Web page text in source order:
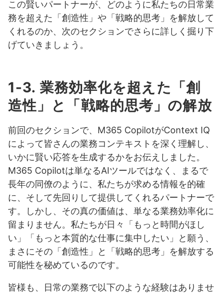
この賢いパートナーが、どのように私たちの日常業
務を超えた「創造性」や「戦略的思考」を解放して
くれるのか、次のセクションでさらに詳しく掘り下
げていきましょう。
1-3. 業務効率化を超えた「創
造性」と「戦略的思考」の解放
前回のセクションで、M365 CopilotがContext IQ
によって皆さんの業務コンテキストを深く理解し、
いかに賢い応答を生成するかをお伝えしました。
M365 Copilotは単なるAIツールではなく、まるで
長年の同僚のように、私たちが求める情報を的確
に、そして先回りして提供してくれるパートナーで
す。しかし、その真の価値は、単なる業務効率化に
留まりません。私たちが日々「もっと時間がほし
い」「もっと本質的な仕事に集中したい」と願う、
まさにその「創造性」と「戦略的思考」を解放する
可能性を秘めているのです。
皆様も、日常の業務で以下のような経験はありませ